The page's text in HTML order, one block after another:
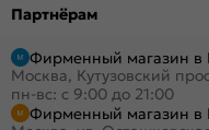
Партнёрам
Фирменный магазин в
Москва, Кутузовский
пн-вс: с 9:00 до 21:00
Фирменный магазин в